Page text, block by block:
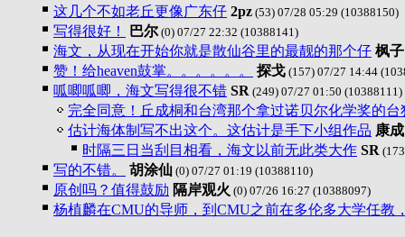
这几个不如老丘更像广东仔 2pz (53) 07/28 05:29 (10388150)
写得很好！ 巴尔(0) 07/27 22:32 (10388141)
海文，从现在开始你就是散仙谷里的最靓的那个仔 枫子
赞！给heaven鼓掌。。。。。。 探戈 (157) 07/27 14:44
呱唧呱唧，海文写得很不错 SR (249) 07/27 01:50 (10388111)
完全同意！丘成桐和台湾那个拿过诺贝尔化学奖的台
估计海体制写不出这个。这估计是手下小组作品 康成
时隔三日当刮目相看，海文以前无此类大作 SR
写的不错。 胡涂仙 (0) 07/27 01:19 (10388110)
原创吗？值得鼓励 隔岸观火 (0) 07/26 16:27 (10388097)
杨植麟在CMU的导师，到CMU之前在多伦多大学任教